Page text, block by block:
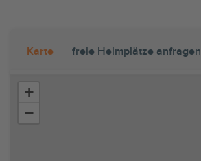
Karte freie Heimplätze anfragen
+
−